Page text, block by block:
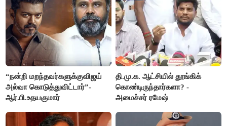
“நன்றி மறந்தவர்களுக்குவிஜய்
அல்வா கொடுத்துவிட்டார்”-
ஆர்.பி.உதயகுமார்
தி.மு.க. ஆட்சியில் தூங்கிக்
கொண்டிருந்தார்களா? -
அமைச்சர் ரமேஷ்